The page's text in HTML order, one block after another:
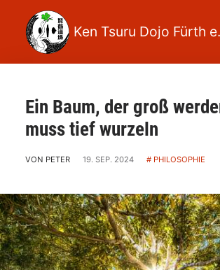
Ein Baum, der groß
muss tief wurzeln
VON PETER 19. SEP. 2024 PHILOSOPHIE